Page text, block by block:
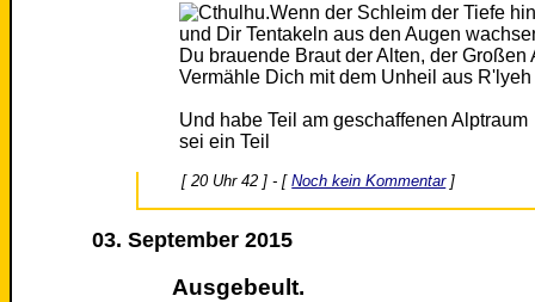
Wenn der Schleim der Tiefe
und Dir Tentakeln aus den Augen
Du brauende Braut der Alten, der Großen
Vermähle Dich mit dem Unheil aus R'lyeh
Und habe Teil am geschaffenen Alptraum
sei ein Teil
[ 20 Uhr 42 ] - [Noch kein Kommentar]
03. September 2015
Ausgebeult.